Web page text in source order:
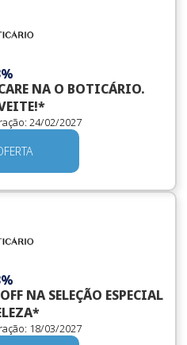
NA O BOTICÁRIO.
24/02/2027
NA SELEÇÃO ESPECIAL
18/03/2027